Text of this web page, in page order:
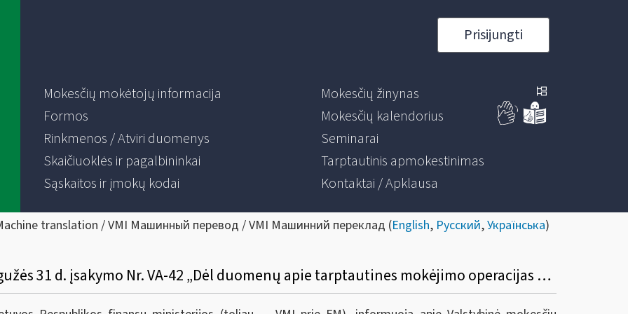
Prisijungti
Mokesčių mokėtojų informacija
Formos
Rinkmenos / Atviri duomenys
Skaičiuoklės ir pagalbininkai
Sąskaitos ir įmokų kodai
Mokesčių žinynas
Mokesčių kalendorius
Seminarai
Tarptautinis apmokestinimas
Kontaktai / Apklausa
translation / VMI Машинный перевод / VMI Машинний переклад (English, Русский,Українська)
Dėl VMI prie FM viršininko 2023 m. gegužės 31 d. įsakymo Nr. VA-42 „Dėl duomenų apie tarptautines mokėjimo operacijas kaupimo, saugojimo ir teikimo taisyklių patvirtinimo“